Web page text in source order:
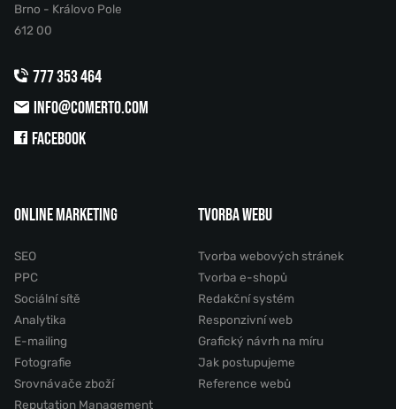
Brno - Královo Pole
612 00
777 353 464
INFO@COMERTO.COM
FACEBOOK
ONLINE MARKETING
SEO
PPC
Sociální sítě
Analytika
E-mailing
Fotografie
Srovnávače zboží
Reputation Management
TVORBA WEBU
Tvorba webových stránek
Tvorba e-shopů
Redakční systém
Responzivní web
Grafický návrh na míru
Jak postupujeme
Reference webů